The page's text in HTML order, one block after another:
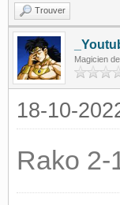
Trouver
Magicien
18-10-
Rako 2-